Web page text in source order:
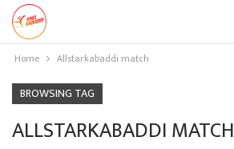
Home Allstarkabaddi match
BROWSING TAG
ALLSTARKABADDI MATCH